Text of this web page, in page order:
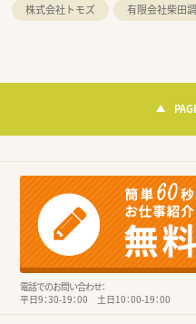
株式会社トモズ
有限会社柴田
電話でのお問い合わせ：
平日9：30-19：00 土日10：00-19：00